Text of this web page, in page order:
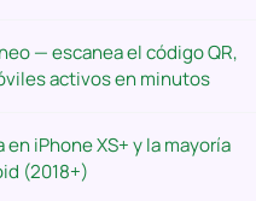
— escanea el código QR,
activos en minutos
en iPhone XS+ y la mayoría
(2018+)